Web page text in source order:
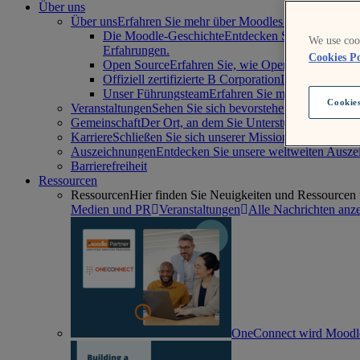
Über uns
Über unsErfahren Sie mehr über Moodles Geschichte,
Die Moodle-GeschichteEntdecken Sie die
Erfahrungen.
Open SourceErfahren Sie, wie Open Source zu
Offiziell zertifizierte B CorporationLesen Sie das
Unser FührungsteamErfahren Sie mehr über den
VeranstaltungenSehen Sie sich bevorstehende
GemeinschaftDer Ort, an dem Sie Unterstützung
KarriereSchließen Sie sich unserer Mission an,
AuszeichnungenEntdecken Sie unsere weltweiten
Barrierefreiheit
Ressourcen
RessourcenHier finden Sie Neuigkeiten und
Medien und PR
Veranstaltungen Alle Nachrichten
OneConnect wird
We use
Cookies